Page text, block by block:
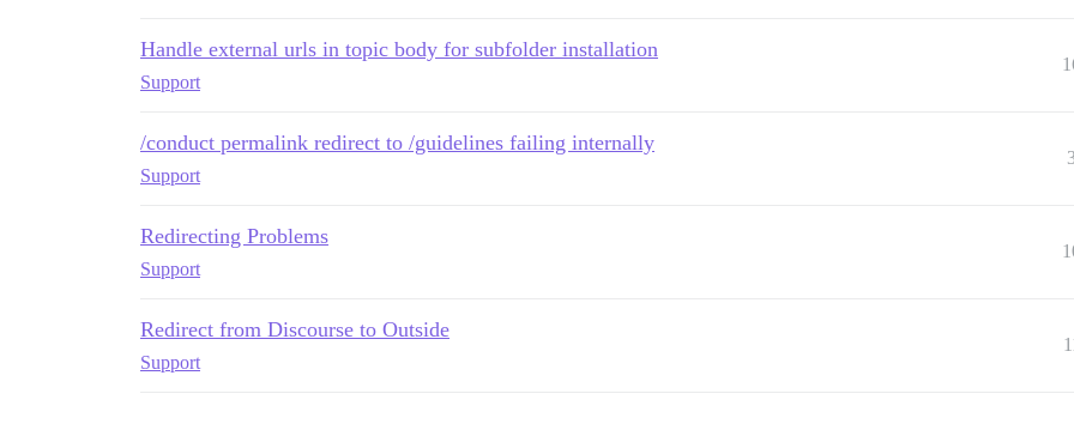
Handle external urls in topic body for subfolder installation
Support
/conduct permalink redirect to /guidelines failing internally
Support
Redirecting Problems
Support
Redirect from Discourse to Outside
Support